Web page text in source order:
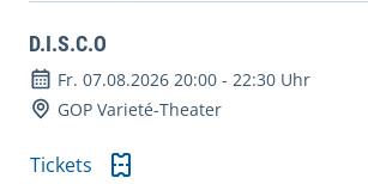
D.I.S.C.O
Fr. 07.08.2026 20:00 - 22:30 Uhr
GOP Varieté-Theater
Tickets